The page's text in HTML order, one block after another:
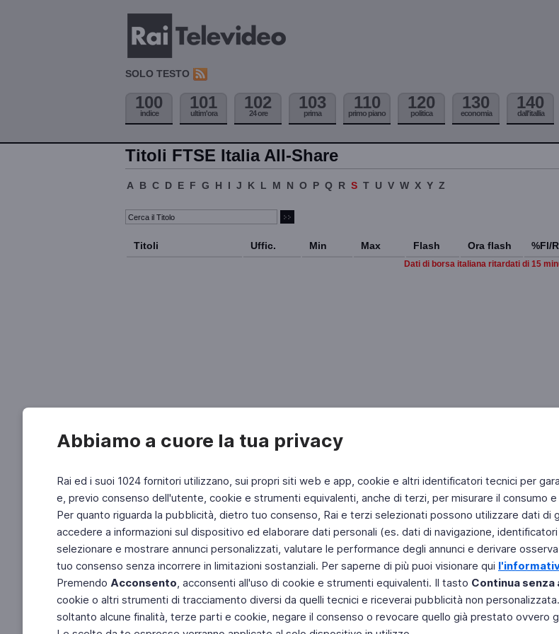
Abbiamo a cuore la tua privacy
Rai ed i suoi 1024 fornitori utilizzano, sui propri siti web e app, cookie e altri identificatori tecnici per
e, previo consenso dell'utente, cookie e strumenti equivalenti, anche di terzi, per misurare il consumo
Per quanto riguarda la pubblicità, dietro tuo consenso, Rai e terzi selezionati possono utilizzare dati
accedere a informazioni sul dispositivo ed elaborare dati personali (es. dati di navigazione,
selezionare e mostrare annunci personalizzati, valutare le performance degli annunci e derivare
tuo consenso senza incorrere in limitazioni sostanziali. Per saperne di più puoi visionare qui
Premendo Acconsento, acconsenti all'uso di cookie e strumenti equivalenti. Il tasto Continua
cookie o altri strumenti di tracciamento diversi da quelli tecnici e riceverai pubblicità non
soltanto alcune finalità, terze parti e cookie, negare il consenso o revocare quello già prestato ovvero
SOLO TESTO
100
indice
101
ultim'ora
102
24 ore
103
prima
110
primo piano
120
politica
130
economia
140
dall'itallia
Titoli FTSE Italia All-Share
A B C D E F G H I J K L M N O P Q R S T U V W X Y Z
Titoli Uffic. Min Max Flash Ora flash %Fl/
Dati di borsa italiana ritardati di 15
Fai di Televideo la tua Home Page Chi Siamo
Copyright © 2011 Rai - Tutti i diritti riservati
Engineered by RAI - Reti e Piattaforme